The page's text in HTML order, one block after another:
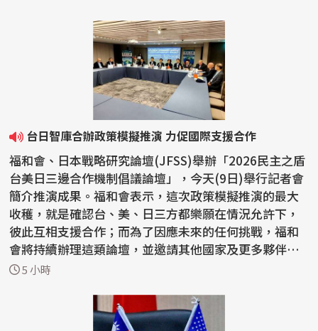
台日智庫合辦政策模擬推演 力促國際支援合作
福和會、日本戰略研究論壇(JFSS)舉辦「2026民主之盾
台美日三邊合作機制倡議論壇」，今天(9日)舉行記者會
簡介推演成果。福和會表示，這次政策模擬推演的最大
收穫，就是確認台、美、日三方都樂願在情況允許下，
彼此互相支援合作；而為了因應未來的任何挑戰，福和
會將持續辦理這類論壇，並邀請其他國家及更多夥伴參
與，...
5 小時